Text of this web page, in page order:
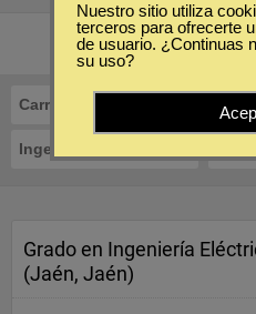
Carreras Universitarias
Ingeniería Eléctrica
Grado en Ingeniería
(Jaén, Jaén)
Nuestro sitio utiliza
terceros para ofrecerte
de usuario. ¿Continuas
su uso?